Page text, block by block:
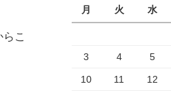
こ
月
火 水
3 4 5
10 11 12